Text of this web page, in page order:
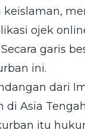
keislaman,
ojek
garis
ini.
dari
di Asia
itu